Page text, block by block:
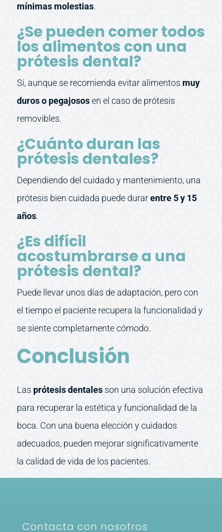
mínimas molestias.
¿Se pueden comer todos
los alimentos con una
prótesis dental?
Sí, aunque se recomienda evitar alimentos muy
duros o pegajososen el caso de prótesis
removibles.
¿Cuánto duran las
prótesis dentales?
Dependiendo del cuidado y mantenimiento, una
prótesis bien cuidada puede durarentre 5 y 15
años.
¿Es difícil
acostumbrarse a una
prótesis dental?
Puede llevar unos días de adaptación, pero con
el tiempo el paciente recupera la funcionalidad y
se siente completamente cómodo.
Conclusión
Las prótesis dentalesson una solución efectiva
para recuperar la estética y funcionalidad de la
boca. Con una buena elección y cuidados
adecuados, pueden mejorar significativamente
la calidad de vida de los pacientes.
Contacta con nosotros